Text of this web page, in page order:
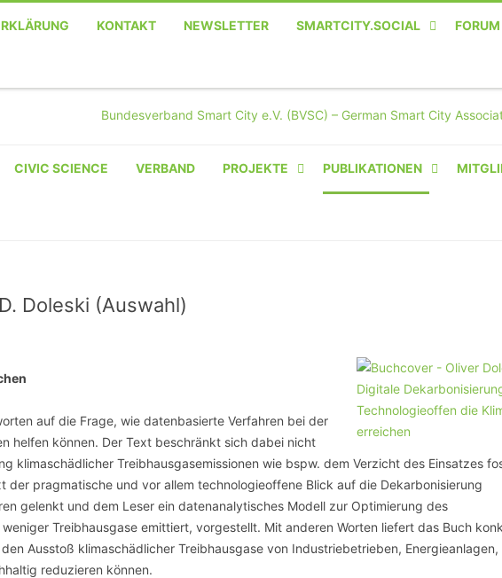
KONTAKT NEWSLETTER SMARTCITY.SOCIAL FORUM
CIVIC SCIENCE VERBAND PROJEKTE
HECINO / WAITWELL
SCHULQUARTIERCHECK
SMART CHARITIES
SMART CITY TERMINOLOGIE
UPSCHOOLING
PUBLIKATIONEN
Doleski (Auswahl)
auf die Frage, wie datenbasierte Verfahren bei der
helfen können. Der Text beschränkt sich dabei nicht
klimaschädlicher Treibhausgasemissionen wie bspw. dem Verzicht des Einsatzes
der pragmatische und vor allem technologieoffene Blick auf die Dekarbonisierung
gelenkt und dem Leser ein datenanalytisches Modell zur Optimierung des
Treibhausgase emittiert, vorgestellt. Mit anderen Worten liefert das Buch
Ausstoß klimaschädlicher Treibhausgase von Industriebetrieben, Energieanlagen,
reduzieren können.